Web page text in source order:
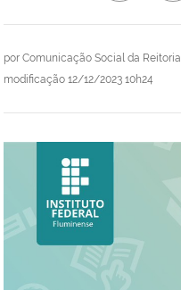
por Comunicação Social da Reitoria
modificação 12/12/2023 10h24